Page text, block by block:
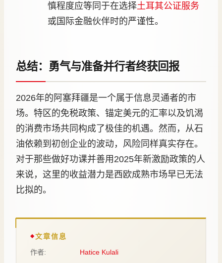
慎程度应等同于在选择土耳其公证服务
或国际金融伙伴时的严谨性。
总结：勇气与准备并行者终获回报
2026年的阿塞拜疆是一个属于信息灵通者的市
场。特区的免税政策、锚定美元的汇率以及饥渴
的消费市场共同构成了极佳的机遇。然而，从石
油依赖到初创企业的波动，风险同样真实存在。
对于那些做好功课并善用2025年新激励政策的人
来说，这里的收益潜力是西欧成熟市场早已无法
比拟的。
文章信息
作者:
Hatice Kulali